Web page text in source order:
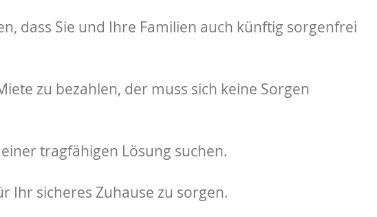
dass Sie und Ihre Familien auch künftig sorgenfrei
zu bezahlen, der muss sich keine Sorgen
tragfähigen Lösung suchen.
Ihr sicheres Zuhause zu sorgen.